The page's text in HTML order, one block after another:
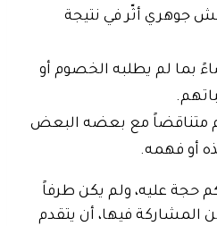
جوهري أثّر في نتيجة
بما لم يطلبه الخصوم أو
متناقضاً مع بعضه البعض
أو فهمه.
حجة عليه، ولم يكن طرفاً
المشاركة فيها، أن يتقدم